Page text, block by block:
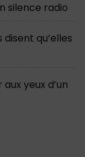
silence radio
qu’elles
yeux d’un